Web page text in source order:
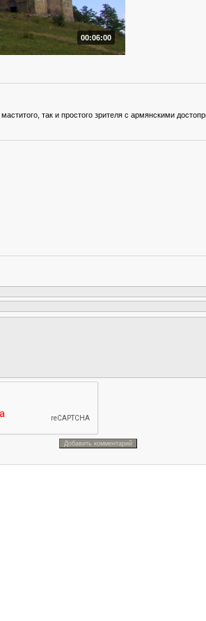
00:06:00
так и простого зрителя с армянскими